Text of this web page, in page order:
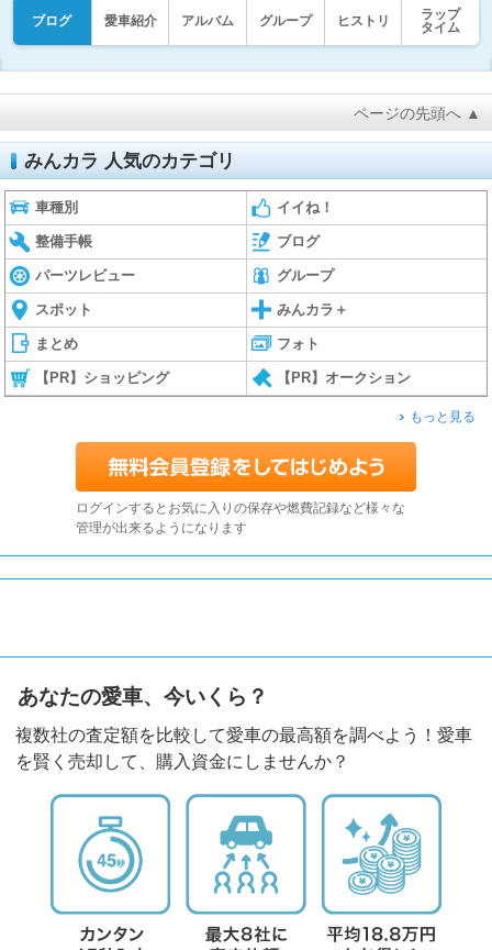
ブログ 愛車紹介 アルバム グループ ヒストリ
ラップ
タイム
ページの先頭へ ▲
みんカラ 人気のカテゴリ
車種別 イイね！
整備手帳 ブログ
パーツレビュー グループ
スポット みんカラ＋
まとめ フォト
【PR】ショッピング 【PR】オークション
もっと見る
ログインするとお気に入りの保存や燃費記録など様々な
管理が出来るようになります
あなたの愛車、今いくら？
複数社の査定額を比較して愛車の最高額を調べよう！愛車
を賢く売却して、購入資金にしませんか？